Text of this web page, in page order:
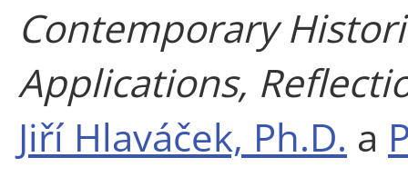
Contemporary
Applications,
Jiří Hlaváček, Ph.D. a